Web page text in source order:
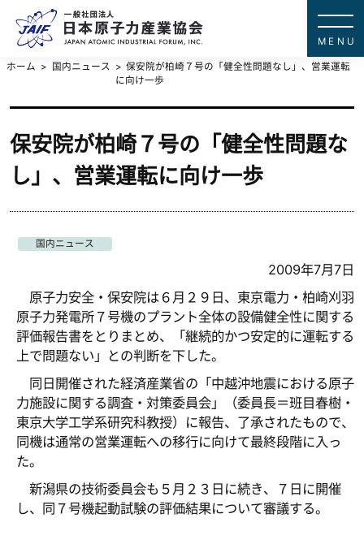
ホーム 国内ニュース
保安院が柏崎７号の「健全性問題なし」、営業運転
に向け一歩
保安院が柏崎７号の「健全性問題な
し」、営業運転に向け一歩
国内ニュース
2009年7月7日
原子力安全・保安院は６月２９日、東京電力・柏崎刈羽
原子力発電所７号機のプラント全体の設備健全性に関する
評価報告書をとりまとめ、「継続的かつ安定的に運転する
上で問題ない」との判断を下した。
同日開催された経済産業省の「中越沖地震における原子
力施設に関する調査・対策委員会」（委員長＝班目春樹・
東京大学工学系研究科教授）に報告、了承されたもので、
同機は通常の営業運転への移行に向けて最終段階に入っ
た。
新潟県の技術委員会も５月２３日に続き、７日に開催
し、同７号機起動試験の評価結果について審議する。